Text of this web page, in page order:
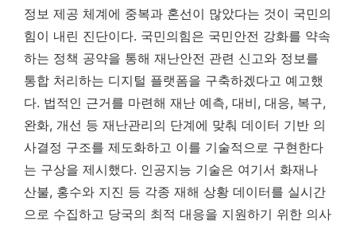
정보 제공 체계에 중복과 혼선이 많았다는 것이 국민의
힘이 내린 진단이다. 국민의힘은 국민안전 강화를 약속
하는 정책 공약을 통해 재난안전 관련 신고와 정보를
통합 처리하는 디지털 플랫폼을 구축하겠다고 예고했
다. 법적인 근거를 마련해 재난 예측, 대비, 대응, 복구,
완화, 개선 등 재난관리의 단계에 맞춰 데이터 기반 의
사결정 구조를 제도화하고 이를 기술적으로 구현한다
는 구상을 제시했다. 인공지능 기술은 여기서 화재나
산불, 홍수와 지진 등 각종 재해 상황 데이터를 실시간
으로 수집하고 당국의 최적 대응을 지원하기 위한 의사